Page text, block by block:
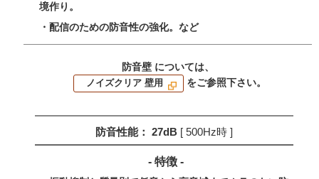
境作り。
・配信のための防音性の強化。など
防音壁 については、
ノイズクリア 壁用 をご参照下さい。
防音性能： 27dB [ 500Hz時 ]
- 特徴 -